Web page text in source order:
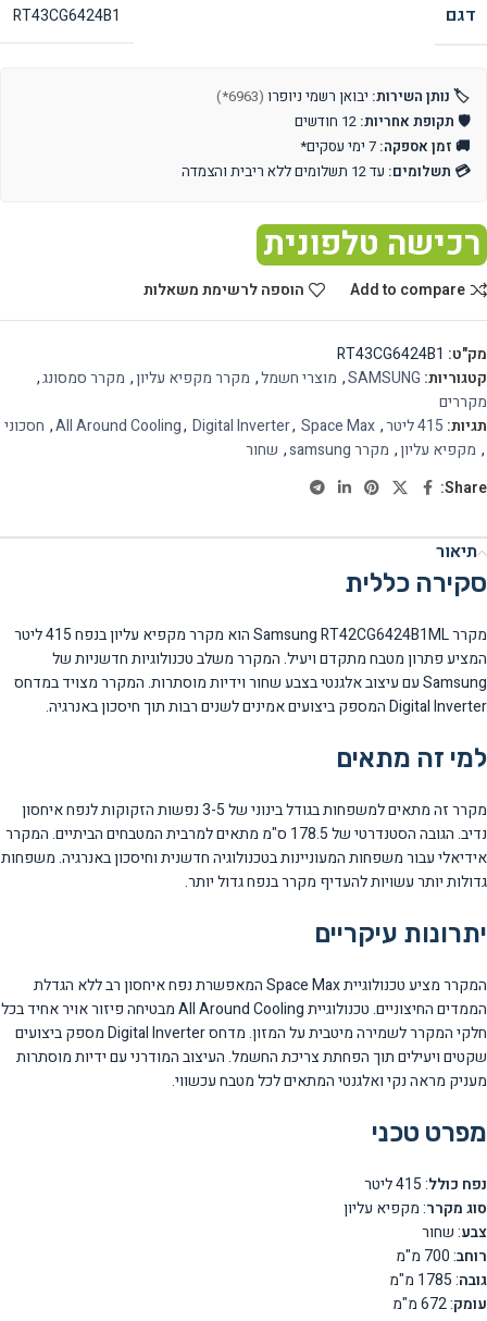
דגם RT43CG6424B1
🏷️ נותן השירות: יבואן רשמי ניופרו (6963*)
🛡️ תקופת אחריות:
🚚 זמן אספקה:
💳 תשלומים: עד 12 תשלומים ללא ריבית והצמדה
רכישה טלפונית
Add to compare הוספה לרשימת משאלות
מק"ט: RT43CG6424B1
קטגוריות: SAMSUNG
, מוצרי חשמל, מקרר מקפיא עליון, מקרר סמסונג,
מקררים
תגיות: 415 ליטר ,
All Around Cooling, Digital Inverter, Space Max
, חסכוני
, מקפיא עליון, מקרר samsung , שחור
Share:
תיאור
סקירה כללית
מקרר Samsung RT42CG6424B1ML הוא מקרר מקפיא עליון בנפח 415 ליטר
המציע פתרון מטבח מתקדם ויעיל. המקרר משלב טכנולוגיות חדשניות של
Samsung עם עיצוב אלגנטי בצבע שחור וידיות מוסתרות. המקרר מצויד במדחס
Digital Inverter המספק ביצועים אמינים לשנים רבות תוך חיסכון באנרגיה.
למי זה מתאים
מקרר זה מתאים למשפחות בגודל בינוני של 3-5 נפשות הזקוקות לנפח איחסון
נדיב. הגובה הסטנדרטי של 178.5 ס"מ מתאים למרבית המטבחים הביתיים. המקרר
אידיאלי עבור משפחות המעוניינות בטכנולוגיה חדשנית וחיסכון באנרגיה. משפחות
גדולות יותר עשויות להעדיף מקרר בנפח גדול יותר.
יתרונות עיקריים
המקרר מציע טכנולוגיית Space Max המאפשרת נפח איחסון רב ללא הגדלת
הממדים החיצוניים. טכנולוגיית All Around Cooling מבטיחה פיזור אויר אחיד בכל
חלקי המקרר לשמירה מיטבית על המזון. מדחס Digital Inverter מספק ביצועים
שקטים ויעילים תוך הפחתת צריכת החשמל. העיצוב המודרני עם ידיות מוסתרות
מעניק מראה נקי ואלגנטי המתאים לכל מטבח עכשווי.
מפרט טכני
נפח כולל: 415 ליטר
סוג מקרר: מקפיא עליון
צבע: שחור
רוחב: 700 מ"מ
גובה: 1785 מ"מ
עומק: 672 מ"מ